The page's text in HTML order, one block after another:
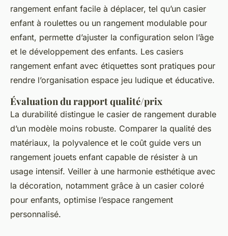
rangement enfant facile à déplacer, tel qu’un casier
enfant à roulettes ou un rangement modulable pour
enfant, permette d’ajuster la configuration selon l’âge
et le développement des enfants. Les casiers
rangement enfant avec étiquettes sont pratiques pour
rendre l’organisation espace jeu ludique et éducative.
Évaluation du rapport qualité/prix
La durabilité distingue le casier de rangement durable
d’un modèle moins robuste. Comparer la qualité des
matériaux, la polyvalence et le coût guide vers un
rangement jouets enfant capable de résister à un
usage intensif. Veiller à une harmonie esthétique avec
la décoration, notamment grâce à un casier coloré
pour enfants, optimise l’espace rangement
personnalisé.